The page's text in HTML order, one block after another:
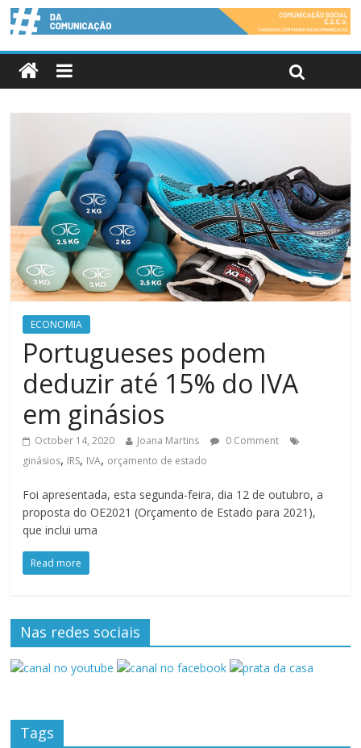
ECONOMIA
Portugueses podem
deduzir até 15% do IVA
em ginásios
October 14, 2020 Joana Martins
0 Comment
ginásios, IRS, IVA, orçamento de estado
Foi apresentada, esta segunda-feira, dia 12 de outubro, a
proposta do OE2021 (Orçamento de Estado para 2021),
que inclui uma
Read more
Nas redes sociais
Tags